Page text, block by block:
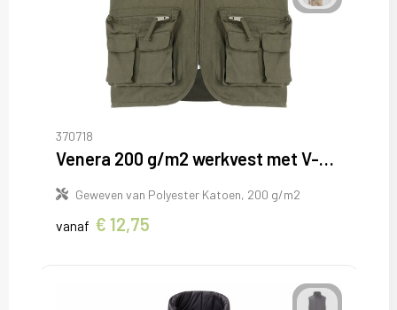
370718
Venera 200 g/m2 werkvest met V-hals en meerdere zakken
Geweven van Polyester Katoen, 200 g/m2
vanaf € 12,75